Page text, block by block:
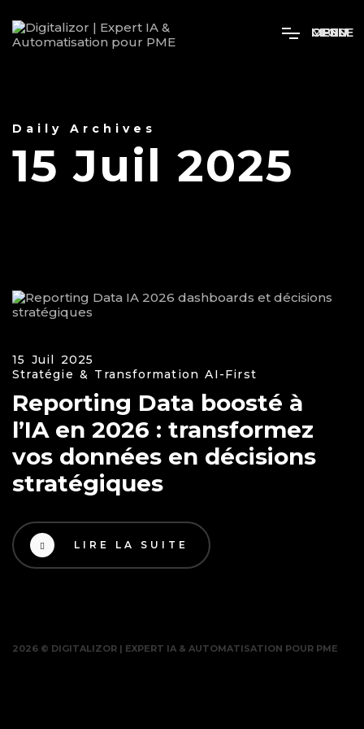
MENU
OPEN
CLOSE
Daily Archives
15 Juil 2025
15 Juil 2025
Stratégie & Transformation AI-First
Reporting Data boosté à
l’IA en 2026 : transformez
vos données en décisions
stratégiques
LIRE LA SUITE
2026 © DIGITALIZOR | EXPERT IA & AUTOMATISATION POUR PME